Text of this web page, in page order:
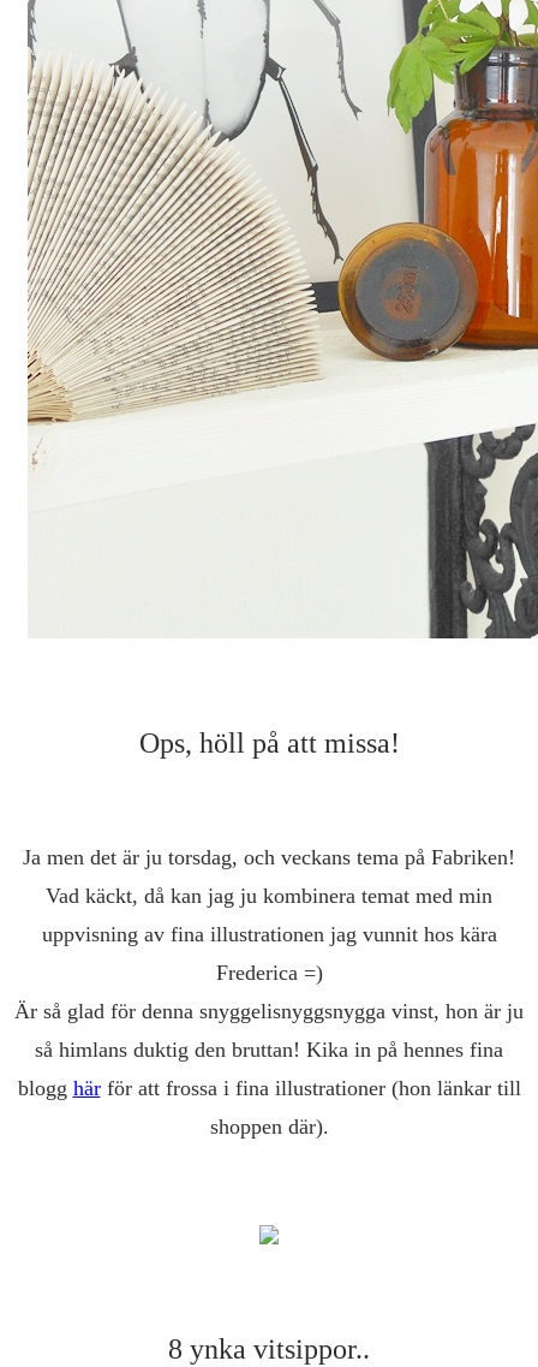
Ops, höll på att missa!
Ja men det är ju torsdag, och veckans tema på Fabriken!
Vad käckt, då kan jag ju kombinera temat med min
uppvisning av fina illustrationen jag vunnit hos kära
Frederica =)
Är så glad för denna snyggelisnyggsnygga vinst, hon är ju
så himlans duktig den bruttan! Kika in på hennes fina
blogg härför att frossa i fina illustrationer (hon länkar till
shoppen där).
8 ynka vitsippor..